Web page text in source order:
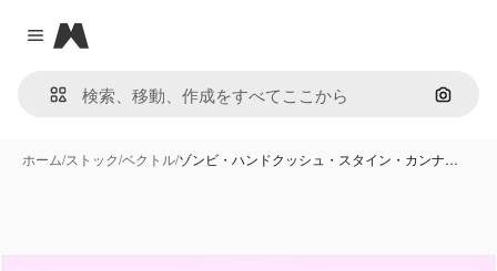
Close menu
Magnific
画像で
ホーム/ストック/ベクトル/ゾンビ・ハンドクッシュ・スタイン・カンナ…